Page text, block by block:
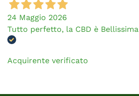
24 Maggio 2026
Tutto perfetto, la CBD è Bellissima
Acquirente verificato